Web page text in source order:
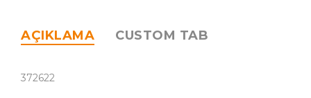
AÇIKLAMA CUSTOM TAB
372622